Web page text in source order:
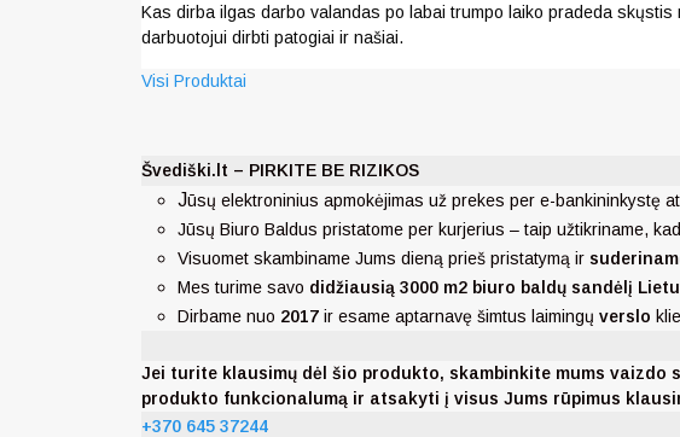
Kas dirba ilgas darbo valandas po labai trumpo laiko pradeda
darbuotojui dirbti patogiai ir našiai.
Visi Produktai
Švediški.lt – PIRKITE BE RIZIKOS
Jūsų elektroninius apmokėjimas už prekes per e-bankininkystę
Jūsų Biuro Baldus pristatome per kurjerius – taip užtikriname,
Visuomet skambiname Jums dieną prieš pristatymą ir
Mes turime savo didžiausią 3000 m2 biuro baldų sandėlį
Dirbame nuo 2017 ir esame aptarnavę šimtus laimingų verslo
Jei turite klausimų dėl šio produkto, skambinkite mums vaizdo
produkto funkcionalumą ir atsakyti į visus Jums rūpimus
+370 645 37244